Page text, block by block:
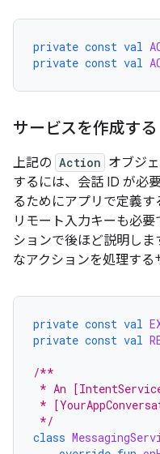
private const val
private const val
サービスを作成する
上記の Action オブジ
するには、会話 ID が必
るためにアプリで定義す
リモート入力キーも必
ションで後ほど説明し
なアクションを処理する
private const val
private const val
/**
* An
*
*/
class